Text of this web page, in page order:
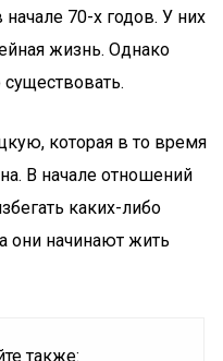
70-х годов. У них
жизнь. Однако
которая в то время
В начале отношений
каких-либо
они начинают жить
также: